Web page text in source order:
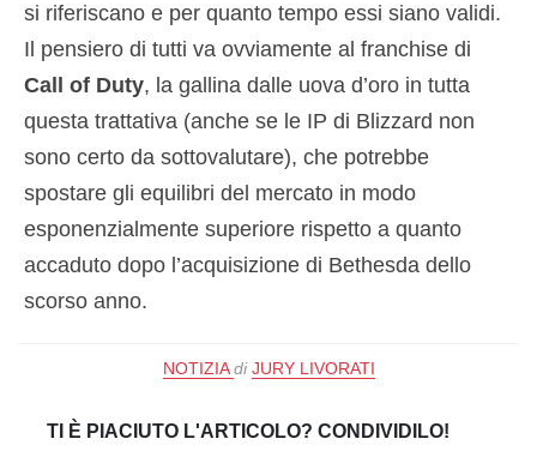
si riferiscano e per quanto tempo essi siano validi.
Il pensiero di tutti va ovviamente al franchise di
Call of Duty, la gallina dalle uova d’oro in tutta
questa trattativa (anche se le IP di Blizzard non
sono certo da sottovalutare), che potrebbe
spostare gli equilibri del mercato in modo
esponenzialmente superiore rispetto a quanto
accaduto dopo l’acquisizione di Bethesda dello
scorso anno.
NOTIZIA di JURY LIVORATI
TI È PIACIUTO L'ARTICOLO? CONDIVIDILO!